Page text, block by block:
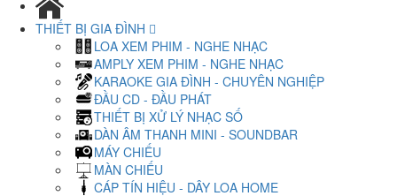
THIẾT BỊ GIA ĐÌNH
LOA XEM PHIM - NGHE NHẠC
AMPLY XEM PHIM - NGHE NHẠC
KARAOKE GIA ĐÌNH - CHUYÊN NGHIỆP
ĐẦU CD - ĐẦU PHÁT
THIẾT BỊ XỬ LÝ NHẠC SỐ
DÀN ÂM THANH MINI - SOUNDBAR
MÁY CHIẾU
MÀN CHIẾU
CÁP TÍN HIỆU - DÂY LOA HOME